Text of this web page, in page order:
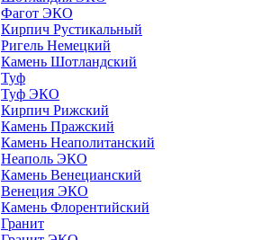
Фагот ЭКО
Кирпич Рустикальный
Ригель Немецкий
Камень Шотландский
Туф
Туф ЭКО
Кирпич Рижский
Камень Пражский
Камень Неаполитанский
Неаполь ЭКО
Камень Венецианский
Венеция ЭКО
Камень Флорентийский
Гранит